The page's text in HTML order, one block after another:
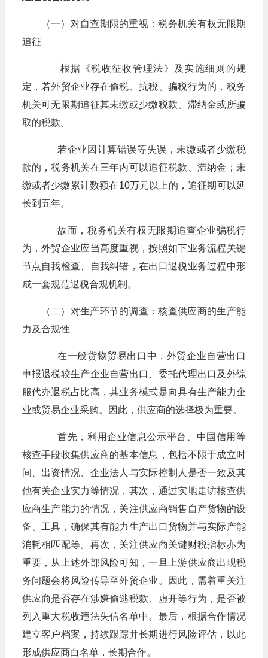
（一）对自查期限的重视：税务机关有权无限期
追征
根据《税收征收管理法》及实施细则的规
定，若外贸企业存在偷税、抗税、骗税行为的，税务
机关可无限期追征其未缴或少缴税款、滞纳金或所骗
取的税款。
若企业因计算错误等失误，未缴或者少缴税
款的，税务机关在三年内可以追征税款、滞纳金；未
缴或者少缴累计数额在10万元以上的，追征期可以延
长到五年。
故而，税务机关有权无限期追查企业骗税行
为，外贸企业应当高度重视，按照如下业务流程关键
节点自我检查、自我纠错，在出口退税业务过程中形
成一套规范退税合规机制。
（二）对生产环节的调查：核查供应商的生产能
力及合规性
在一般货物贸易出口中，外贸企业自营出口
申报退税较生产企业自营出口、委托代理出口及外综
服代办退税占比高，其业务模式是向具有生产能力企
业或贸易企业采购。因此，供应商的选择极为重要。
首先，利用企业信息公示平台、中国信用等
核查手段收集供应商的基本信息，包括不限于成立时
间、出资情况、企业法人与实际控制人是否一致及其
他有关企业实力等情况，其次，通过实地走访核查供
应商生产能力的情况，关注供应商销售自产货物的设
备、工具，确保其有能力生产出口货物并与实际产能
消耗相匹配等。再次，关注供应商关键财税指标亦为
重要，从上述外部风险可知，一旦上游供应商出现税
务问题会将风险传导至外贸企业。因此，需着重关注
供应商是否存在涉嫌偷逃税款、虚开等行为，是否被
列入重大税收违法失信名单中。最后，根据合作情况
建立客户档案，持续跟踪并长期进行风险评估，以此
形成供应商白名单，长期合作。